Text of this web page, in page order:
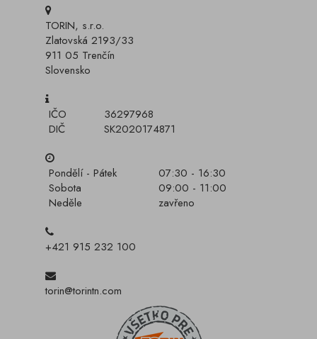
TORIN, s.r.o.
Zlatovská 2193/33
911 05 Trenčín
Slovensko
IČO
36297968
DIČ
SK2020174871
Pondělí - Pátek
07:30 - 16:30
Sobota
09:00 - 11:00
Neděle
zavřeno
+421 915 232 100
torin@torintn.com